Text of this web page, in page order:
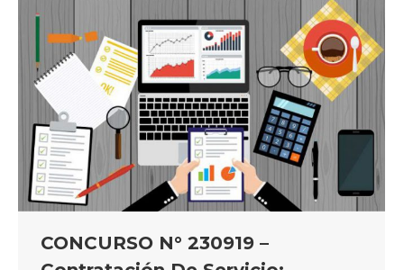
CONCURSO N° 230919 –